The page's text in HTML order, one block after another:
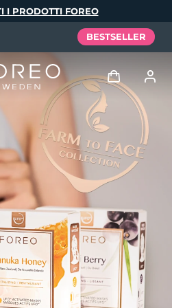
I PRODOTTI FOREO
BESTSELLER
Accedi
Profilo utente
I miei dispositivi
I miei ordini
I miei indirizzi
I miei abbonamenti
Elixir
Set
Español
Português
Русский
文 繁體中文